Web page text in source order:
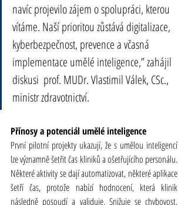
navíc projevilo zájem o spolupráci, kterou
vítáme. Naší prioritou zůstává digitalizace,
kyberbezpečnost, prevence a včasná
implementace umělé inteligence,” zahájil
diskusi  prof. MUDr. Vlastimil Válek, CSc.,
ministr zdravotnictví.
Přínosy a potenciál umělé inteligence
První pilotní projekty ukazují, že s umělou inteligencí
lze významně šetřit čas kliniků a ošetřujícího personálu.
Některé aktivity se dají automatizovat, některé aplikace
šetří čas, protože nabízí hodnocení, která klinik
následně posoudí a validuje. Snižuje se chybovost,